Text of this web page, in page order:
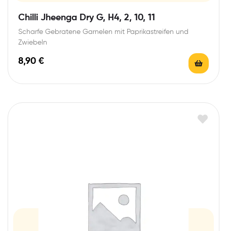
Chilli Jheenga Dry G, H4, 2, 10, 11
Scharfe Gebratene Garnelen mit Paprikastreifen und
Zwiebeln
8,90 €